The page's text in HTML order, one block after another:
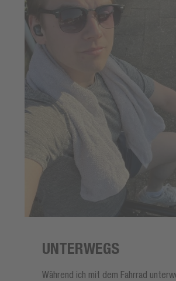
UNTERWEGS
Während ich mit dem Fahrrad